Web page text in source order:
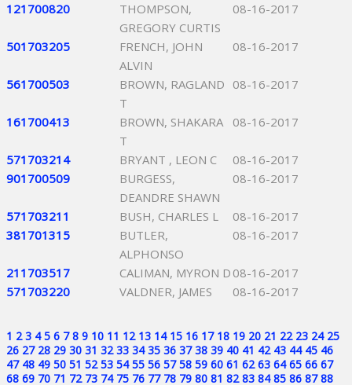
121700820
THOMPSON,
GREGORY CURTIS
08-16-2017
501703205
FRENCH, JOHN
ALVIN
08-16-2017
561700503
BROWN, RAGLAND
T
08-16-2017
161700413
BROWN, SHAKARA
T
08-16-2017
571703214 BRYANT , LEON C
08-16-2017
901700509
BURGESS,
DEANDRE SHAWN
08-16-2017
571703211 BUSH, CHARLES L
08-16-2017
381701315
BUTLER,
ALPHONSO
08-16-2017
211703517 CALIMAN, MYRON D 08-16-2017
571703220
VALDNER, JAMES 08-16-2017
1 2 3 4 5 6 7 8 9 10 11 12 13 14 15 16 17 18 19 20 21 22 23 24 25
26 27 28 29 30 31 32 33 34 35 36 37 38 39 40 41 42 43 44 45 46
47 48 49 50 51 52 53 54 55 56 57 58 59 60 61 62 63 64 65 66 67
68 69 70 71 72 73 74 75 76 77 78 79 80 81 82 83 84 85 86 87 88